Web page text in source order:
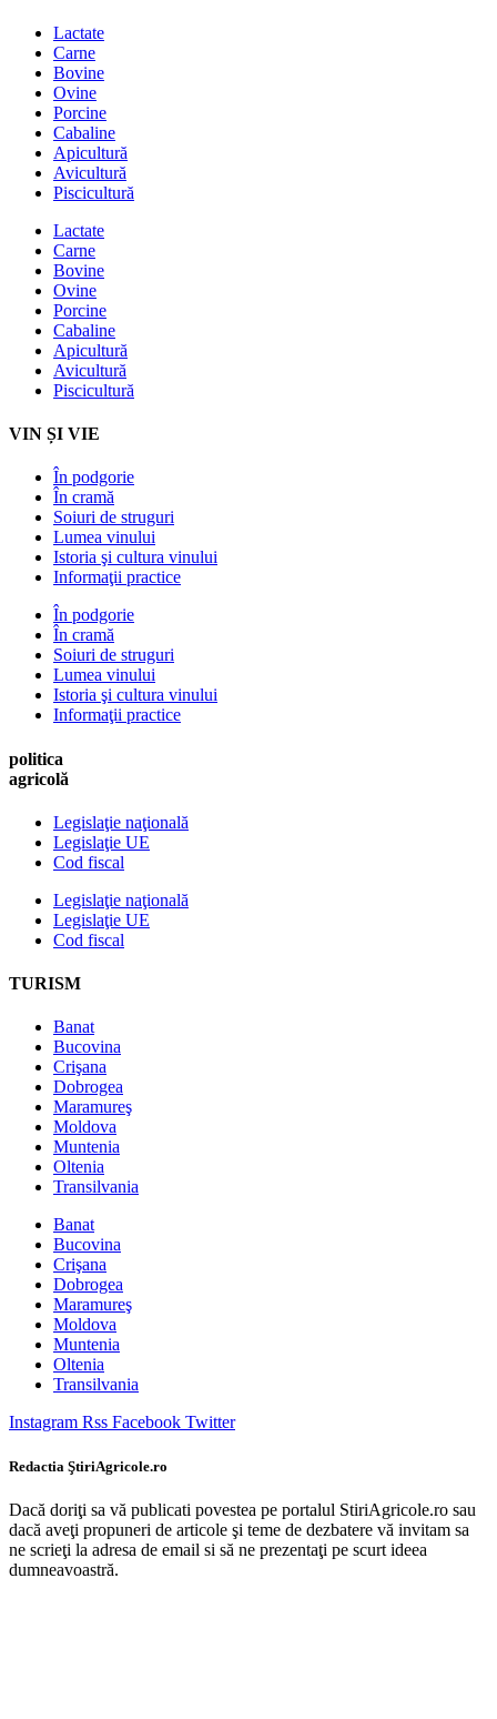
Lactate
Carne
Bovine
Ovine
Porcine
Cabaline
Apicultură
Avicultură
Piscicultură
Lactate
Carne
Bovine
Ovine
Porcine
Cabaline
Apicultură
Avicultură
Piscicultură
VIN ȘI VIE
În podgorie
În cramă
Soiuri de struguri
Lumea vinului
Istoria şi cultura vinului
Informaţii practice
În podgorie
În cramă
Soiuri de struguri
Lumea vinului
Istoria şi cultura vinului
Informaţii practice
politica
agricolă
Legislaţie naţională
Legislaţie UE
Cod fiscal
Legislaţie naţională
Legislaţie UE
Cod fiscal
TURISM
Banat
Bucovina
Crişana
Dobrogea
Maramureş
Moldova
Muntenia
Oltenia
Transilvania
Banat
Bucovina
Crişana
Dobrogea
Maramureş
Moldova
Muntenia
Oltenia
Transilvania
Instagram Rss Facebook Twitter
Redactia ŞtiriAgricole.ro
Dacă doriţi sa vă publicati povestea pe portalul StiriAgricole.ro sau
dacă aveţi propuneri de articole şi teme de dezbatere vă invitam sa
ne scrieţi la adresa de email si să ne prezentaţi pe scurt ideea
dumneavoastră.